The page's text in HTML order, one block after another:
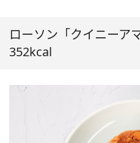
ローソン「クイニー
352kcal